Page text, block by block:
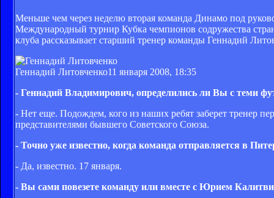
Меньше чем через неделю вторая команда Динамо под
Международный турнир Кубка чемпионов содружества
клуба рассказывает старший тренер команды Геннадий
Геннадий Литовченко11 января 2008, 18:35
- Геннадий Владимирович, определились ли Вы с теми
- Нет еще. Подождем, кого из наших ребят заберет тренер
представителями бывшего Советского Союза.
- Точно уже известно, когда команда отправляется в
- Да, известно. 17 января.
- Вы сами повезете команду или вместе с Юрием